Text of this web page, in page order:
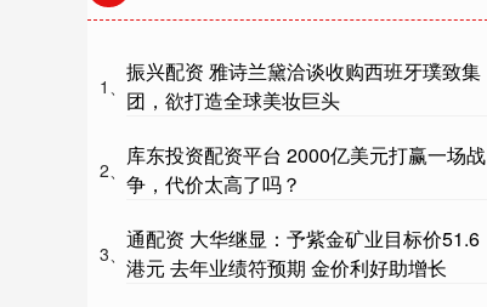
1、
振兴配资 雅诗兰黛洽谈收购西班牙璞致集
团，欲打造全球美妆巨头
2、
库东投资配资平台 2000亿美元打赢一场战
争，代价太高了吗？
3、
通配资 大华继显：予紫金矿业目标价51.6
港元 去年业绩符预期 金价利好助增长